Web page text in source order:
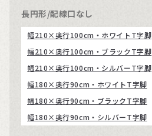
長円形/配線口なし
幅210×奥行100cm・ホワイトT字脚
幅210×奥行100cm・ブラックT字脚
幅210×奥行100cm・シルバーT字脚
幅180×奥行90cm・ホワイトT字脚
幅180×奥行90cm・ブラックT字脚
幅180×奥行90cm・シルバーT字脚